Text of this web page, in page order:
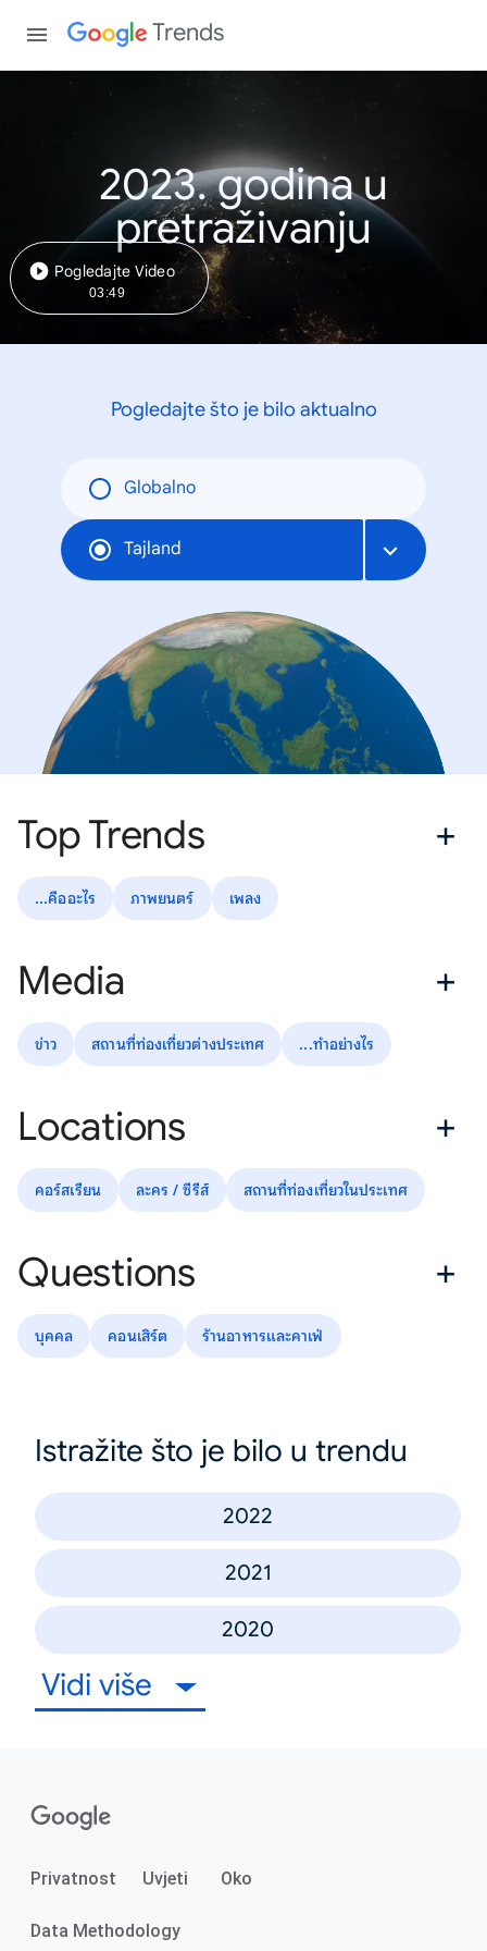
Trends
2023. godina u
pretraživanju
Pogledajte Video
03:49
Pogledajte što je bilo aktualno
Globalno
Tajland
Top Trends
...คืออะไร ภาพยนตร์ เพลง
Media
ข่าว สถานที่ท่องเที่ยวต่างประเทศ ...ทำอย่างไร
Locations
คอร์สเรียน ละคร / ซีรีส์ สถานที่ท่องเที่ยวในประเทศ
Questions
บุคคล คอนเสิร์ต ร้านอาหารและคาเฟ่
Istražite što je bilo u trendu
2022
2021
2020
Vidi više
Privatnost Uvjeti Oko
Data Methodology